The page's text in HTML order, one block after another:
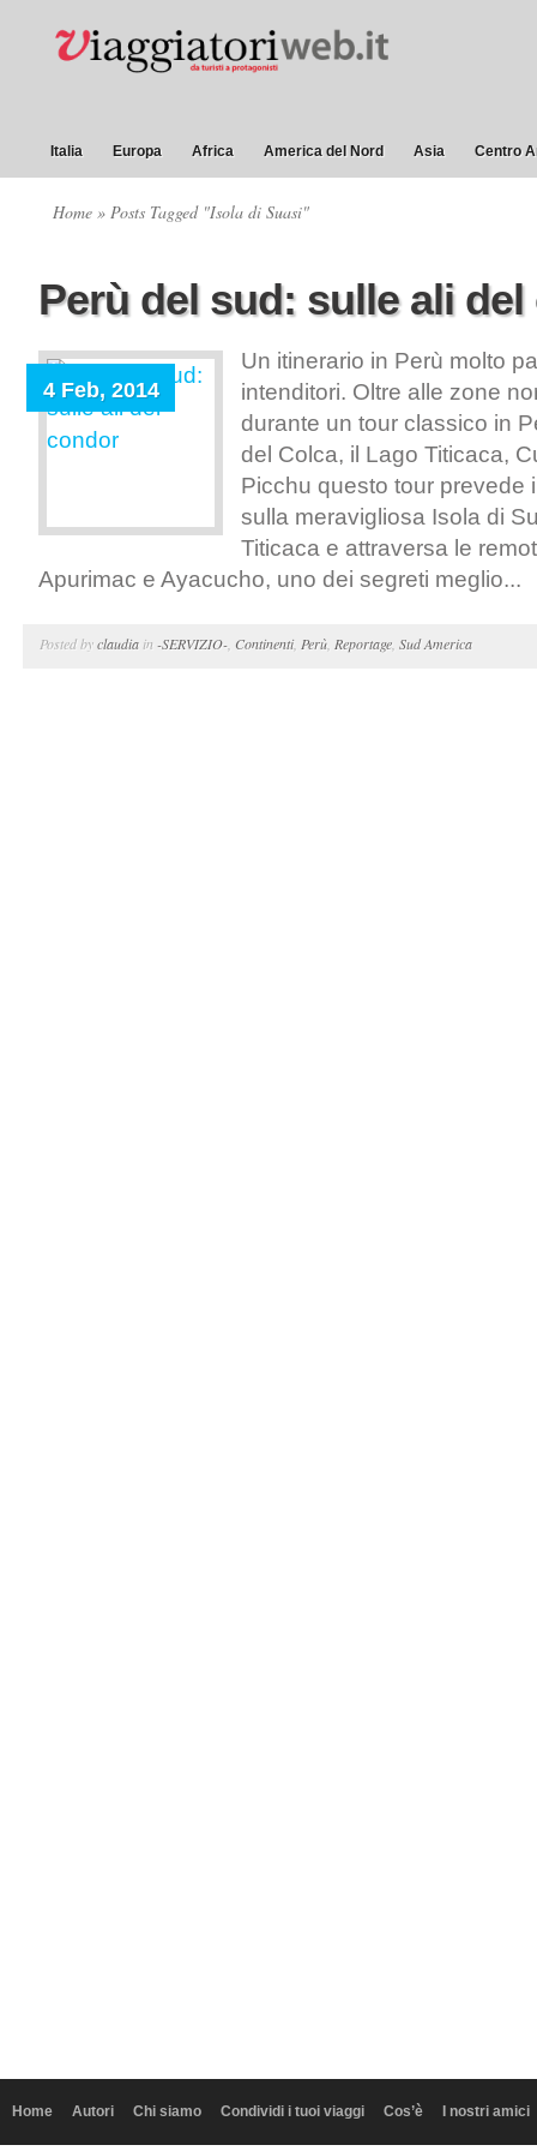
Italia Europa Africa America del Nord Asia Centro
Home » Posts Tagged "Isola di Suasi"
Perù del sud: sulle ali
4 Feb, 2014
Un itinerario in Perù molto
intenditori. Oltre alle zone
durante un tour classico in
del Colca, il Lago Titicaca,
Picchu questo tour prevede
sulla meravigliosa Isola di
Titicaca e attraversa le
Apurimac e Ayacucho, uno dei segreti meglio...
Posted byclaudia in -SERVIZIO- Continenti, Perù Reportage Sud America
Home Autori Chi siamo Condividi i tuoi viaggi Cos’è I nostri amici